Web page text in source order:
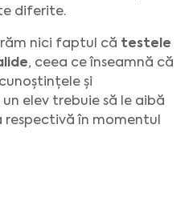
diferite.
nici faptul că testele
, ceea ce înseamnă că
și
elev trebuie să le aibă
în momentul